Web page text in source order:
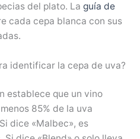
del plato. La guía de
cada cepa blanca con sus
identificar la cepa de uva?
establece que un vino
85% de la uva
dice «Malbec», es